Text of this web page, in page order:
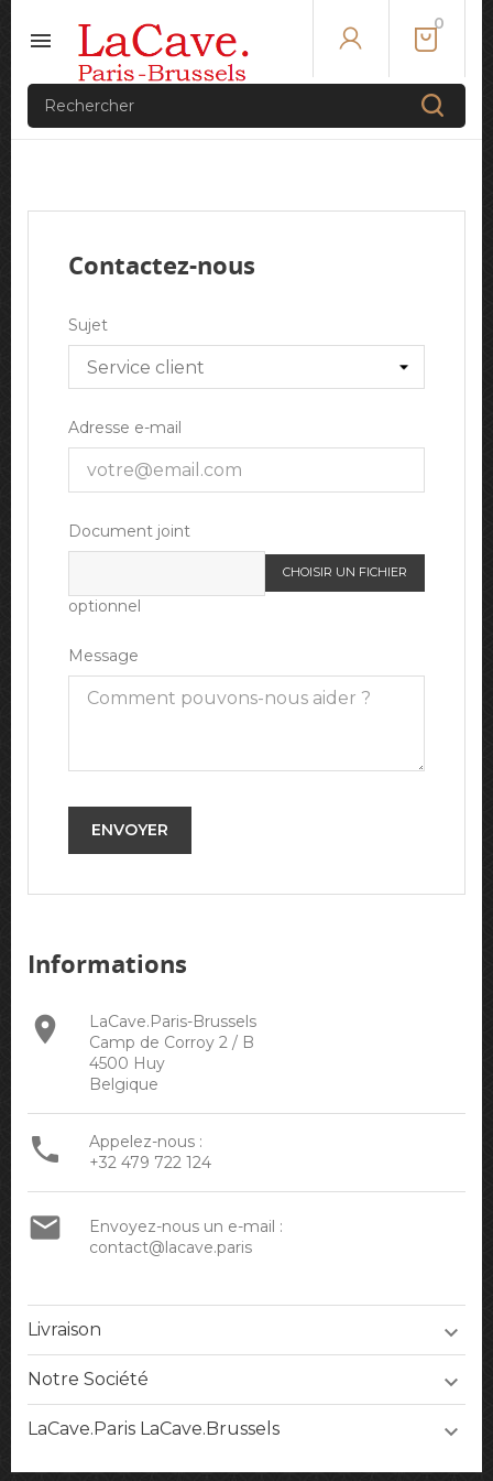

0
Contactez-nous
Sujet
Adresse e-mail
Document joint
CHOISIR UN FICHIER
optionnel
Message
Informations

LaCave.Paris-Brussels
Camp de Corroy 2 / B
4500 Huy
Belgique

Appelez-nous :
+32 479 722 124

Envoyez-nous un e-mail :
contact@lacave.paris
Livraison 
Notre Société 
LaCave.Paris LaCave.Brussels 